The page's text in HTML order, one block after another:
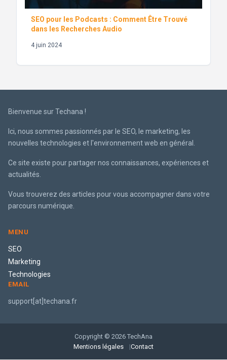
SEO pour les Podcasts : Comment Être Trouvé
dans les Recherches Audio
4 juin 2024
Bienvenue sur Techana !
Ici, nous sommes passionnés par le SEO, le marketing, les
nouvelles technologies et l'environnement web en général.
Ce site existe pour partager nos connaissances, expériences et
actualités.
Vous trouverez des articles pour vous accompagner dans votre
parcours numérique.
MENU
SEO
Marketing
Technologies
EMAIL
support[at]techana.fr
Copyright © 2026 TechAna
Mentions légales
Contact